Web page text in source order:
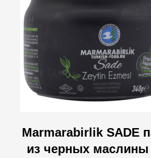
Marmarabirlik SADE
из черных маслины